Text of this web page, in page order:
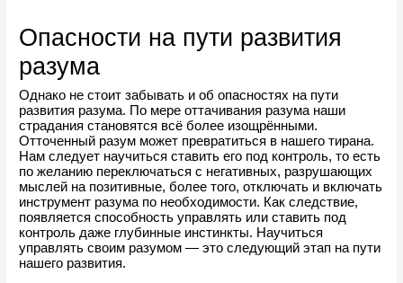
Опасности на пути развития
разума
Однако не стоит забывать и об опасностях на пути
развития разума. По мере оттачивания разума наши
страдания становятся всё более изощрёнными.
Отточенный разум может превратиться в нашего тирана.
Нам следует научиться ставить его под контроль, то есть
по желанию переключаться с негативных, разрушающих
мыслей на позитивные, более того, отключать и включать
инструмент разума по необходимости. Как следствие,
появляется способность управлять или ставить под
контроль даже глубинные инстинкты. Научиться
управлять своим разумом — это следующий этап на пути
нашего развития.